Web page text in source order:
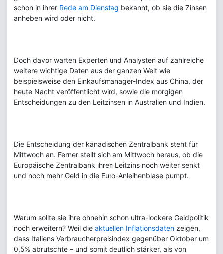
schon in ihrer Rede am Dienstag bekannt, ob sie die Zinsen
anheben wird oder nicht.
Doch davor warten Experten und Analysten auf zahlreiche
weitere wichtige Daten aus der ganzen Welt wie
beispielsweise den Einkaufsmanager-Index aus China, der
heute Nacht veröffentlicht wird, sowie die morgigen
Entscheidungen zu den Leitzinsen in Australien und Indien.
Die Entscheidung der kanadischen Zentralbank steht für
Mittwoch an. Ferner stellt sich am Mittwoch heraus, ob die
Europäische Zentralbank ihren Leitzins noch weiter senkt
und noch mehr Geld in die Euro-Anleihenblase pumpt.
Warum sollte sie ihre ohnehin schon ultra-lockere Geldpolitik
noch erweitern? Weil die aktuellen Inflationsdaten zeigen,
dass Italiens Verbraucherpreisindex gegenüber Oktober um
0,5% abrutschte – und somit deutlich stärker, als von